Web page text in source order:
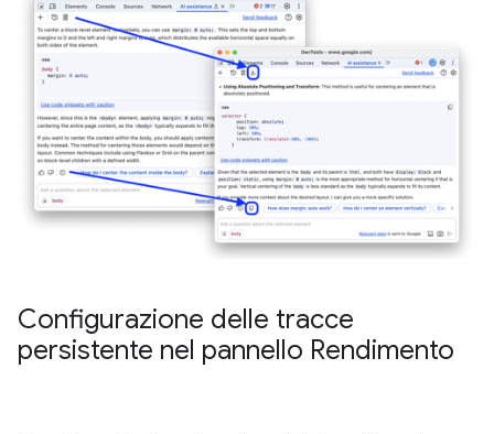
Configurazione delle tracce
persistente nel pannello Rendimento